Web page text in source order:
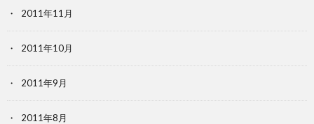
2011年11月
2011年10月
2011年9月
2011年8月